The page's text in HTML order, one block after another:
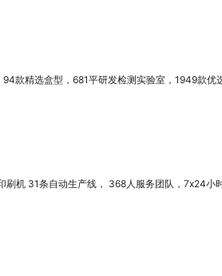
款精选盒型，681平研发检测实验室，1949款优
刷机 31条自动生产线， 368人服务团队，7x24小